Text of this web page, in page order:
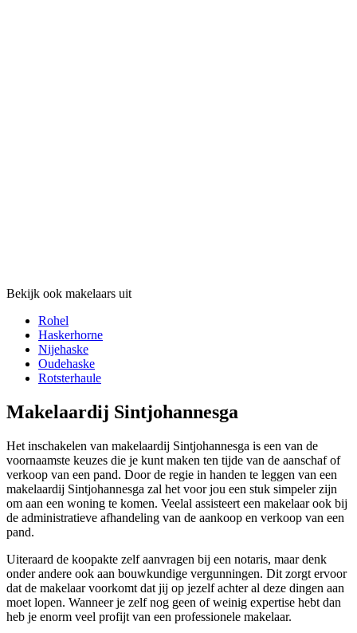
Bekijk ook makelaars uit
Rohel
Haskerhorne
Nijehaske
Oudehaske
Rotsterhaule
Makelaardij Sintjohannesga
Het inschakelen van makelaardij Sintjohannesga is een van de
voornaamste keuzes die je kunt maken ten tijde van de aanschaf of
verkoop van een pand. Door de regie in handen te leggen van een
makelaardij Sintjohannesga zal het voor jou een stuk simpeler zijn
om aan een woning te komen. Veelal assisteert een makelaar ook bij
de administratieve afhandeling van de aankoop en verkoop van een
pand.
Uiteraard de koopakte zelf aanvragen bij een notaris, maar denk
onder andere ook aan bouwkundige vergunningen. Dit zorgt ervoor
dat de makelaar voorkomt dat jij op jezelf achter al deze dingen aan
moet lopen. Wanneer je zelf nog geen of weinig expertise hebt dan
heb je enorm veel profijt van een professionele makelaar.